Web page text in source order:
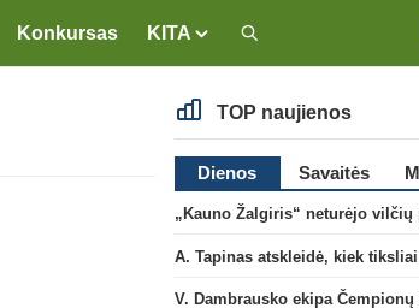
Konkursas KITA
TOP naujienos
Dienos Savaitės